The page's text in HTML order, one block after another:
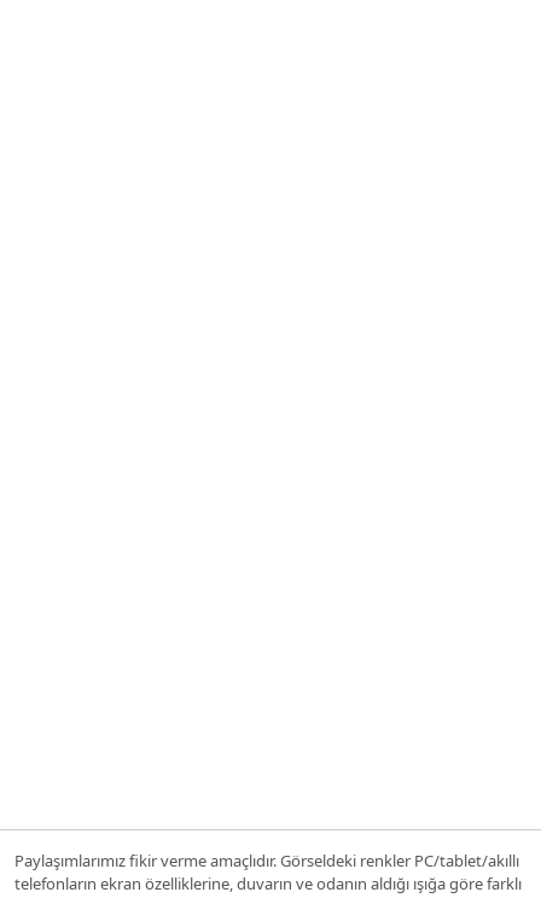
Paylaşımlarımız fikir verme amaçlıdır. Görseldeki renkler PC/tablet/akıllı
telefonların ekran özelliklerine, duvarın ve odanın aldığı ışığa göre farklı